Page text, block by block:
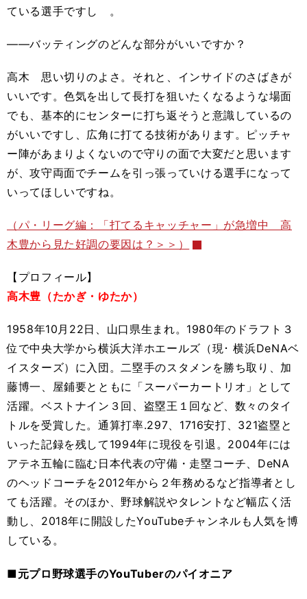
ている選手ですし 。
――バッティングのどんな部分がいいですか？
高木 思い切りのよさ。それと、インサイドのさばきが
いいです。色気を出して長打を狙いたくなるような場面
でも、基本的にセンターに打ち返そうと意識しているの
がいいですし、広角に打てる技術があります。ピッチャ
ー陣があまりよくないので守りの面で大変だと思います
が、攻守両面でチームを引っ張っていける選手になって
いってほしいですね。
（パ・リーグ編：「打てるキャッチャー」が急増中 高
木豊から見た好調の要因は？＞＞）
【プロフィール】
高木豊（たかぎ・ゆたか）
1958年10月22日、山口県生まれ。1980年のドラフト３
位で中央大学から横浜大洋ホエールズ（現･ 横浜DeNAベ
イスターズ）に入団。二塁手のスタメンを勝ち取り、加
藤博一、屋鋪要とともに「スーパーカートリオ」として
活躍。ベストナイン３回、盗塁王１回など、数々のタイ
トルを受賞した。通算打率.297、1716安打、321盗塁と
いった記録を残して1994年に現役を引退。2004年には
アテネ五輪に臨む日本代表の守備・走塁コーチ、DeNA
のヘッドコーチを2012年から２年務めるなど指導者とし
ても活躍。そのほか、野球解説やタレントなど幅広く活
動し、2018年に開設したYouTubeチャンネルも人気を博
している。
■元プロ野球選手のYouTuberのパイオニア